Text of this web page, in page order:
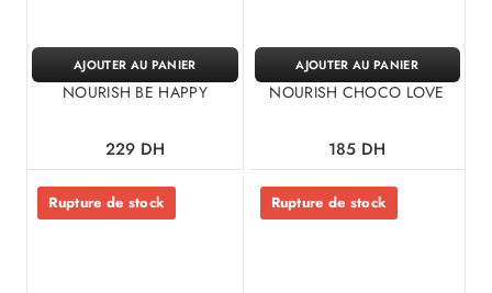
NOURISH BE HAPPY
229 DH
AJOUTER AU PANIER
NOURISH CHOCO LOVE
185 DH
AJOUTER AU PANIER
Rupture de stock Rupture de stock